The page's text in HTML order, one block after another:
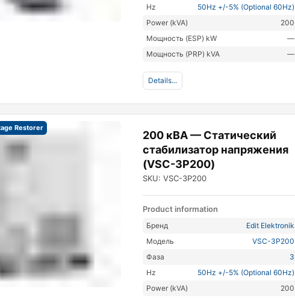
Hz
50Hz +/-5% (Optional 60Hz)
Power (kVA)
200
Мощность (ESP) kW
—
Мощность (PRP) kVA
—
Details...
Restorer
200 кВА — Статический
стабилизатор напряжения
(VSC-3P200)
SKU: VSC-3P200
Product information
Бренд
Edit Elektronik
Модель
VSC-3P200
Фаза
3
Hz
50Hz +/-5% (Optional 60Hz)
Power (kVA)
200